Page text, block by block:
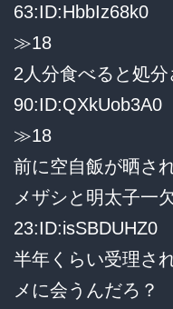
63:ID:HbbIz68k0
≫18
2人分食べると処
90:ID:QXkUob3A0
≫18
前に空自飯が晒さ
メザシと明太子一
23:ID:isSBDUHZ0
半年くらい受理さ
メに会うんだろ？